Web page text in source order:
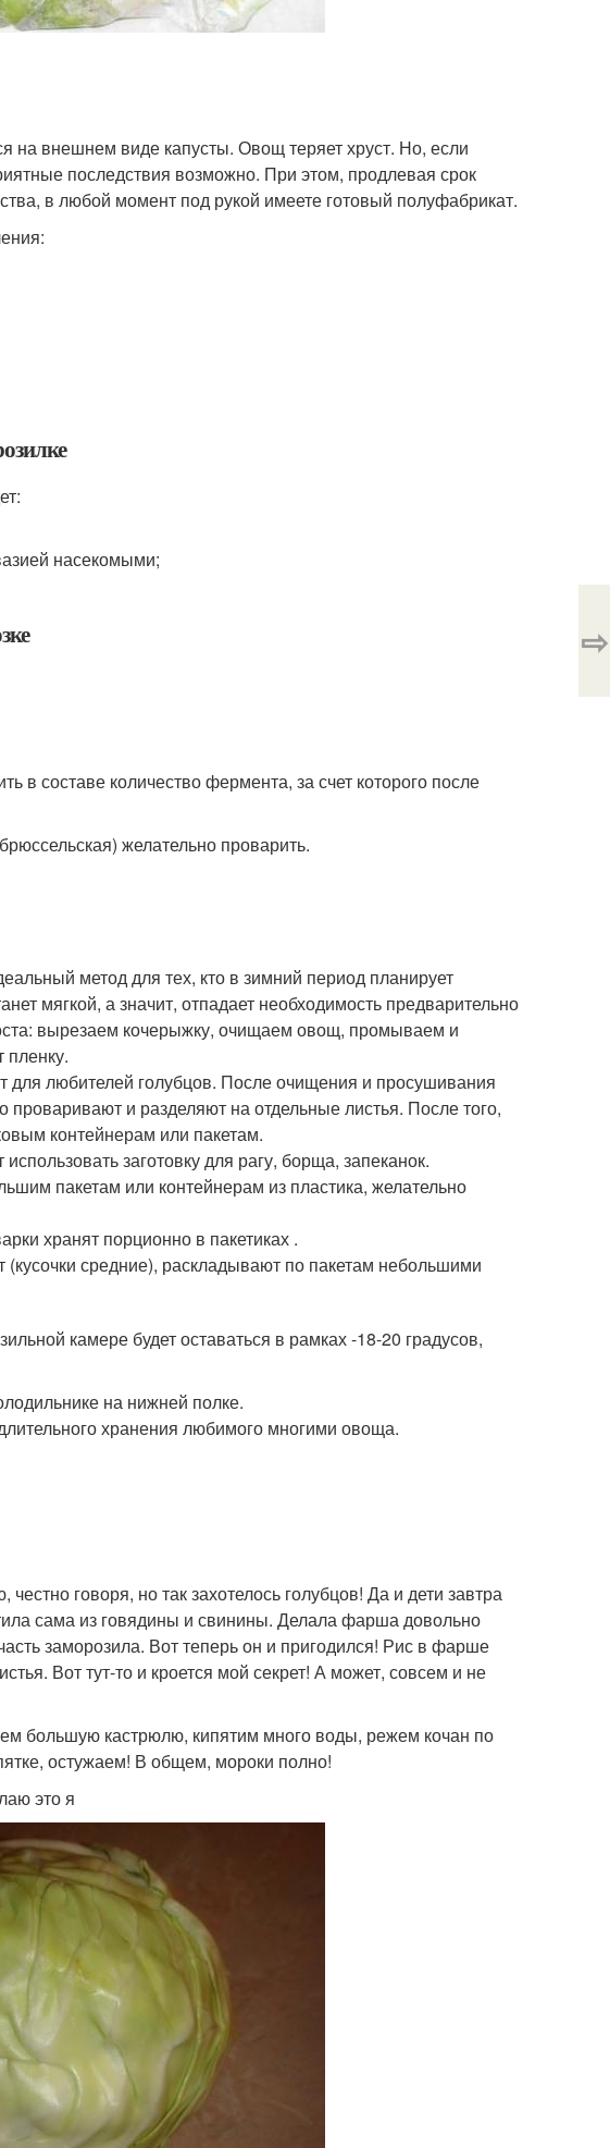
на внешнем виде капусты. Овощ теряет хруст. Но, если
последствия возможно. При этом, продлевая срок
в любой момент под рукой имеете готовый полуфабрикат.
насекомыми;
составе количество фермента, за счет которого после
желательно проварить.
метод для тех, кто в зимний период планирует
мягкой, а значит, отпадает необходимость предварительно
вырезаем кочерыжку, очищаем овощ, промываем и
пленку.
для любителей голубцов. После очищения и просушивания
и разделяют на отдельные листья. После того,
контейнерам или пакетам.
заготовку для рагу, борща, запеканок.
пакетам или контейнерам из пластика, желательно
хранят порционно в пакетиках .
средние), раскладывают по пакетам небольшими
камере будет оставаться в рамках -18-20 градусов,
на нижней полке.
хранения любимого многими овоща.
говоря, но так захотелось голубцов! Да и дети завтра
сама из говядины и свинины. Делала фарша довольно
заморозила. Вот теперь он и пригодился! Рис в фарше
Вот тут-то и кроется мой секрет! А может, совсем и не
большую кастрюлю, кипятим много воды, режем кочан по
остужаем! В общем, мороки полно!
это я
⇨